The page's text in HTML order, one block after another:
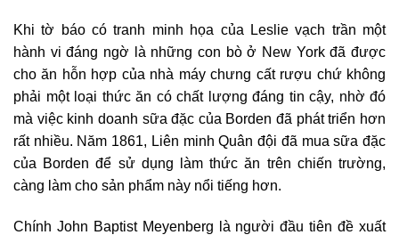
Khi tờ báo có tranh minh họa của Leslie vạch trần một
hành vi đáng ngờ là những con bò ở New York đã được
cho ăn hỗn hợp của nhà máy chưng cất rượu chứ không
phải một loại thức ăn có chất lượng đáng tin cậy, nhờ đó
mà việc kinh doanh sữa đặc của Borden đã phát triển hơn
rất nhiều. Năm 1861, Liên minh Quân đội đã mua sữa đặc
của Borden để sử dụng làm thức ăn trên chiến trường,
càng làm cho sản phẩm này nổi tiếng hơn.
Chính John Baptist Meyenberg là người đầu tiên đề xuất